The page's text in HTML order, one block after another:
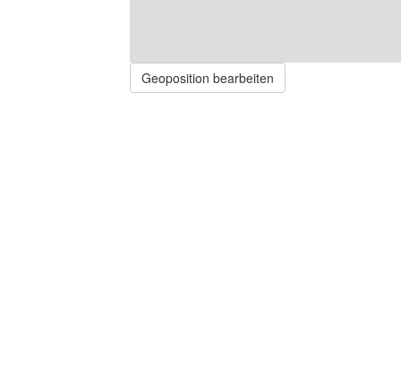
Geoposition bearbeiten